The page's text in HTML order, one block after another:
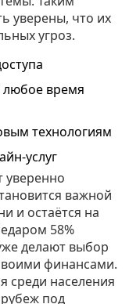
уверены, что их
угроз.
любое время
технологиям
услуг
уверенно
важной
и остаётся на
58%
делают выбор
финансами.
среди населения
под